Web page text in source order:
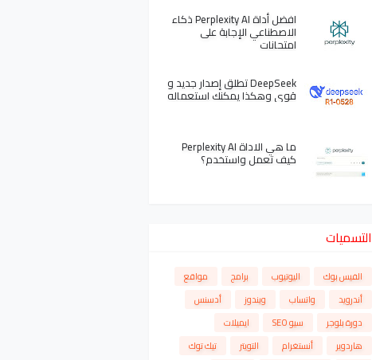
افضل أداة Perplexity AI ذكاء
الاصطناعي الإجابة على
امتحانات
DeepSeek تطلق إصدار جديد و
قوي وهكذا يمكنك استعماله
ما هي الاداة Perplexity AI
كيف تعمل واستخدم؟
التسميات
الفيس بوك اليوتيوب برامج
مواقع
أندرويد
واتساب ويندوز
أدسنس
دورة بلوجر
سيو SEO
ايميلات
هاردوير
أنستغرام التويتر
تيك توك